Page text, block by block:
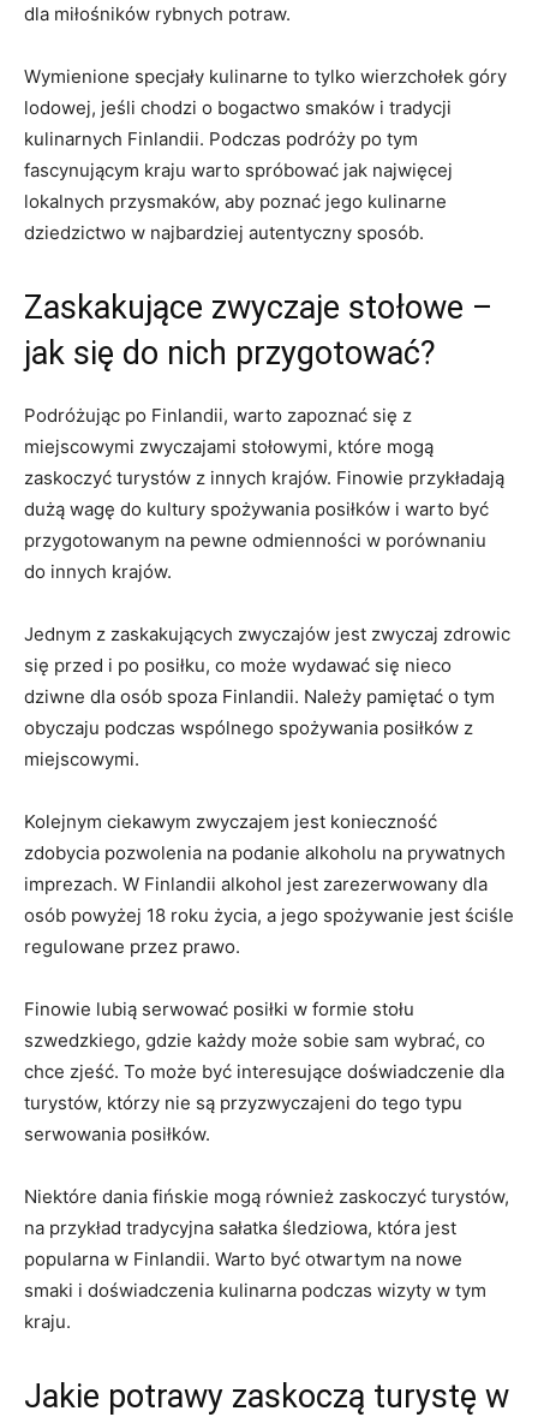
dla miłośników rybnych potraw.
Wymienione specjały kulinarne ‌to tylko wierzchołek góry
lodowej, jeśli chodzi o ‍bogactwo⁢ smaków i tradycji
kulinarnych Finlandii. ‌Podczas podróży po tym
fascynującym kraju ‍warto spróbować jak najwięcej
lokalnych przysmaków, aby poznać⁣ jego kulinarne⁤
dziedzictwo ‍w najbardziej autentyczny sposób.
Zaskakujące zwyczaje ⁣stołowe –
jak się do nich ⁤przygotować?
Podróżując⁢ po Finlandii, ‌warto zapoznać ⁢się z
miejscowymi⁢ zwyczajami stołowymi, które mogą⁤
zaskoczyć turystów z innych krajów. Finowie przykładają
dużą wagę do kultury spożywania posiłków⁢ i warto być
‍przygotowanym na pewne ⁤odmienności w porównaniu
do innych krajów.
Jednym z zaskakujących zwyczajów jest zwyczaj zdrowic
się przed i‌ po posiłku, co może wydawać się nieco
dziwne dla⁢ osób spoza ⁢Finlandii. Należy pamiętać​ o tym
obyczaju podczas wspólnego spożywania⁣ posiłków ⁣z
miejscowymi.
Kolejnym ciekawym zwyczajem jest konieczność
zdobycia pozwolenia na podanie‌ alkoholu na prywatnych
imprezach. W Finlandii alkohol⁢ jest zarezerwowany dla
osób powyżej 18 roku życia, a jego spożywanie jest ściśle
regulowane przez prawo.
Finowie ⁤lubią ⁢serwować posiłki w formie stołu
⁤szwedzkiego,⁤ gdzie każdy‍ może sobie ⁤sam ‌wybrać, co
chce zjeść. To może być interesujące doświadczenie⁤ dla
turystów, którzy nie są przyzwyczajeni do tego​ typu
serwowania posiłków.
Niektóre​ dania ‍fińskie mogą również zaskoczyć turystów,
na przykład tradycyjna sałatka śledziowa, która jest
popularna w Finlandii. Warto być ⁤otwartym na‍ nowe⁢
smaki ⁤i ⁤doświadczenia kulinarna podczas wizyty w tym
kraju.
Jakie potrawy zaskoczą ⁣turystę w